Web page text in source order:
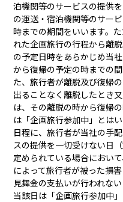
泊機関等のサービスの提供
の運送・宿泊機関等のサー
時までの期間をいいます。
れた企画旅行の行程から離
の予定日時をあらかじめ当
から復帰の予定の時までの
た、旅行者が離脱及び復帰
出ることなく離脱したとき
は、その離脱の時から復帰
は「企画旅行参加中」とは
日程に、旅行者が当社の手
スの提供を一切受けない日
定められている場合におい
によって旅行者が被った損
見舞金の支払いが行われな
当該日は「企画旅行参加中